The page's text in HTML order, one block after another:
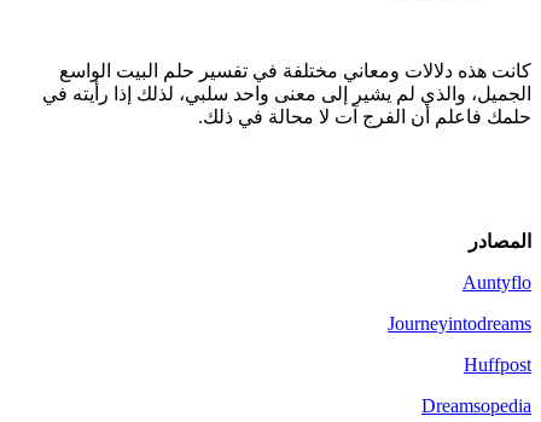
كانت هذه دلالات ومعاني مختلفة في تفسير حلم البيت الواسع
الجميل، والذي لم يشير إلى معنى واحد سلبي، لذلك إذا رأيته في
حلمك فاعلم أن الفرج آت لا محالة في ذلك.
المصادر
Auntyflo
Journeyintodreams
Huffpost
Dreamsopedia